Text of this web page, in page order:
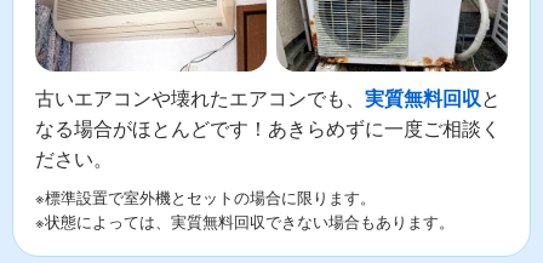
古いエアコンや壊れたエアコンでも、 実質無料回収と
なる場合がほとんどです！あきらめずに一度ご相談く
ださい。
※標準設置で室外機とセットの場合に限ります。
※状態によっては、実質無料回収できない場合もあります。